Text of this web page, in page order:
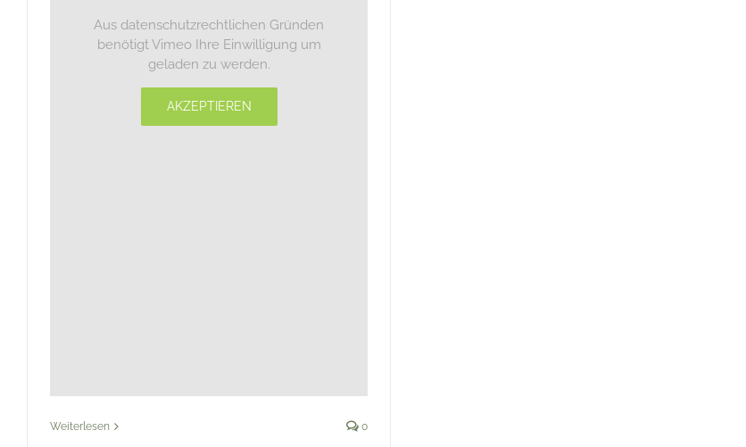
Aus datenschutzrechtlichen Gründen
benötigt Vimeo Ihre Einwilligung um
geladen zu werden.
AKZEPTIEREN
Weiterlesen 0